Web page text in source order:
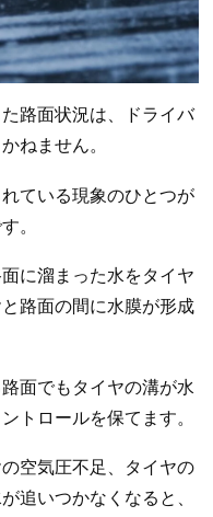
路面状況は、ドライバ
ねません。
ている現象のひとつが
。
に溜まった水をタイヤ
路面の間に水膜が形成
面でもタイヤの溝が水
トロールを保てます。
空気圧不足、タイヤの
追いつかなくなると、